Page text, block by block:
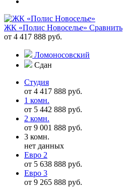
ЖК «Полис Новоселье» Сравнить
от 4 417 888 руб.
Ломоносовский
Сдан
Студия
от 4 417 888 руб.
1 комн.
от 5 442 888 руб.
2 комн.
от 9 001 888 руб.
3 комн.
нет данных
Евро 2
от 5 638 888 руб.
Евро 3
от 9 265 888 руб.